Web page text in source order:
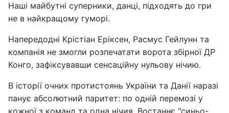
Наші майбутні суперники, данці, підходять до гри
не в найкращому гуморі.
Напередодні Крістіан Еріксен, Расмус Гейлунн та
компанія не змогли розпечатати ворота збірної ДР
Конго, зафіксувавши сенсаційну нульову нічию.
В історії очних протистоянь України та Данії наразі
панує абсолютний паритет: по одній перемозі у
кожної з команд та одна нічия. Востаннє "синьо-